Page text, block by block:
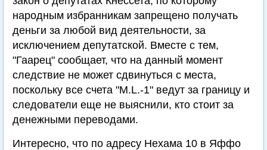
народным избранникам запрещено получать
деньги за любой вид деятельности, за
исключением депутатской. Вместе с тем,
"Гаарец" сообщает, что на данный момент
следствие не может сдвинуться с места,
поскольку все счета "M.L.-1" ведут за границу и
следователи еще не выяснили, кто стоит за
денежными переводами.
Интересно, что по адресу Нехама 10 в Яффо